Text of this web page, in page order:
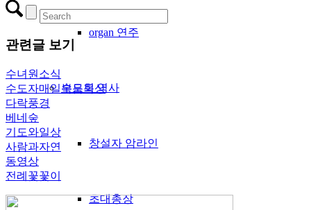
organ 연주
수도회 역사
창설자 암라인
초대총장
관련글 보기
수녀원소식
수도자매일복음묵상
다락풍경
베네숲
기도와일상
사람과자연
동영상
전례꽃꽃이